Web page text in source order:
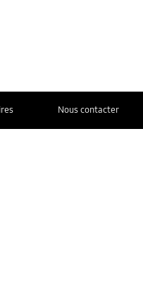
Nous contacter